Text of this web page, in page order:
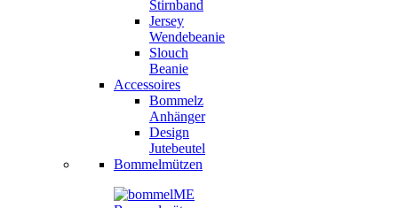
Stirnband
Jersey
Wendebeanie
Slouch
Beanie
Accessoires
Bommelz
Anhänger
Design
Jutebeutel
Bommelmützen